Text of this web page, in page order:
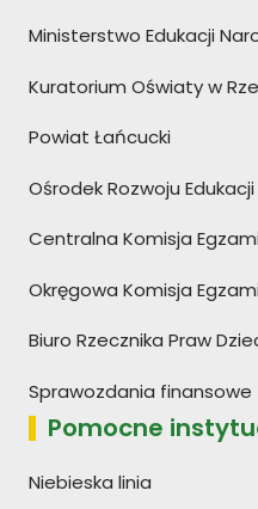
Ministerstwo Edukacji
Kuratorium Oświaty w
Powiat Łańcucki
Ośrodek Rozwoju Edukacji
Centralna Komisja
Okręgowa Komisja
Biuro Rzecznika Praw
Sprawozdania finansowe
Pomocne
Niebieska linia